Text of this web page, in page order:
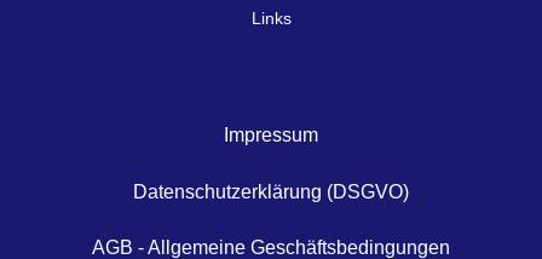
Links
Impressum
Datenschutzerklärung (DSGVO)
AGB - Allgemeine Geschäftsbedingungen